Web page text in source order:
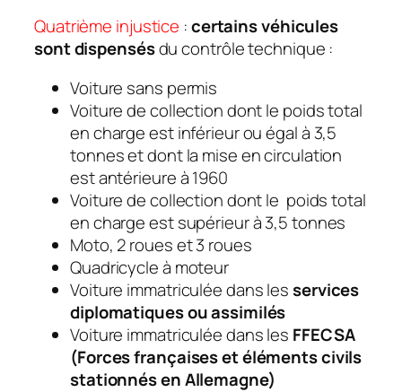
Quatrième injustice :certains véhicules
sont dispensésdu contrôle technique :
Voiture sans permis
Voiture de collection dont le poids total
en charge est inférieur ou égal à 3,5
tonnes et dont la mise en circulation
est antérieure à 1960
Voiture de collection dont le poids total
en charge est supérieur à 3,5 tonnes
Moto, 2 roues et 3 roues
Quadricycle à moteur
Voiture immatriculée dans lesservices
diplomatiques ou assimilés
Voiture immatriculée dans les FFECSA
(Forces françaises et éléments civils
stationnés en Allemagne)